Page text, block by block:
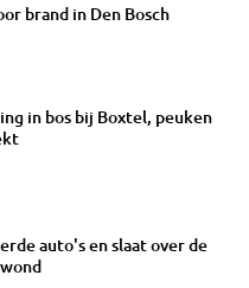
brand in Den Bosch
in bos bij Boxtel, peuken
auto's en slaat over de